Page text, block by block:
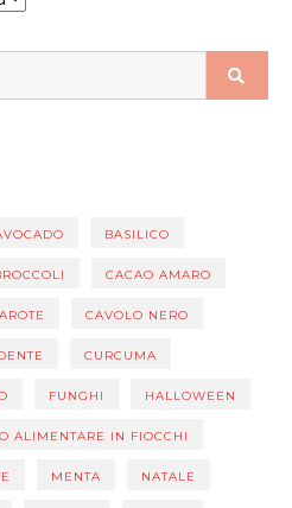
BASILICO
CACAO AMARO
CAVOLO NERO
CURCUMA
FUNGHI HALLOWEEN
ALIMENTARE IN FIOCCHI
MENTA NATALE